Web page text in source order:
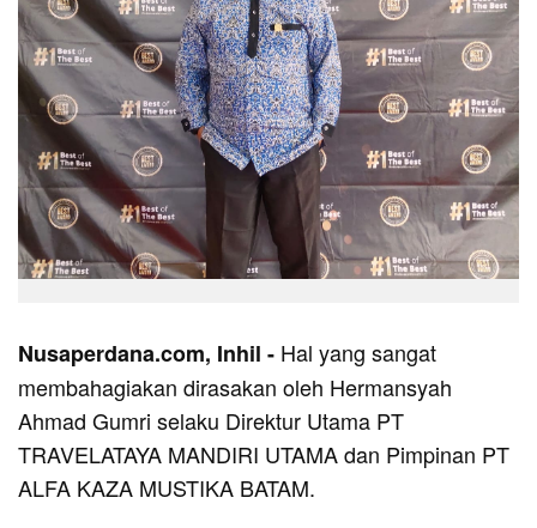
Nusaperdana.com, Inhil - Hal yang sangat
membahagiakan dirasakan oleh Hermansyah
Ahmad Gumri selaku Direktur Utama PT
TRAVELATAYA MANDIRI UTAMA dan Pimpinan PT
ALFA KAZA MUSTIKA BATAM.